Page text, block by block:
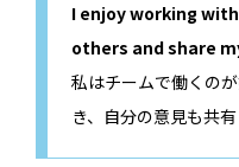
I enjoy working
others and share
私はチームで働くの
き、自分の意見も共有